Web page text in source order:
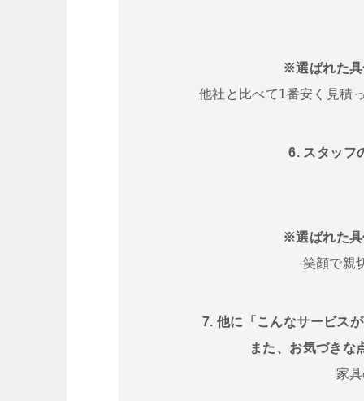
※選ばれた具
他社と比べて1番安く見積
6. スタッフ
※選ばれた具
笑顔で親
7. 他に「こんなサービス
また、お気づきな
家